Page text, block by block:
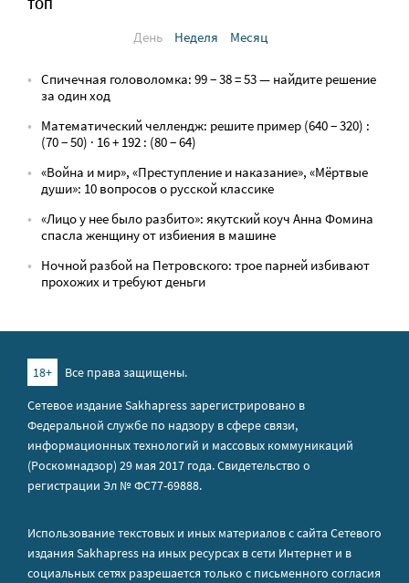
ТОП
День
Неделя Месяц
Спичечная головоломка: 99 − 38 = 53 — найдите решение
за один ход
Математический челлендж: решите пример (640 − 320) :
(70 − 50) · 16 + 192 : (80 − 64)
«Война и мир», «Преступление и наказание», «Мёртвые
души»: 10 вопросов о русской классике
«Лицо у нее было разбито»: якутский коуч Анна Фомина
спасла женщину от избиения в машине
Ночной разбой на Петровского: трое парней избивают
прохожих и требуют деньги
18+
Все права защищены.
Сетевое издание Sakhapress зарегистрировано в
Федеральной службе по надзору в сфере связи,
информационных технологий и массовых коммуникаций
(Роскомнадзор) 29 мая 2017 года. Свидетельство о
регистрации Эл № ФС77-69888.
Использование текстовых и иных материалов с сайта Сетевого
издания Sakhapress на иных ресурсах в сети Интернет и в
социальных сетях разрешается только с письменного согласия